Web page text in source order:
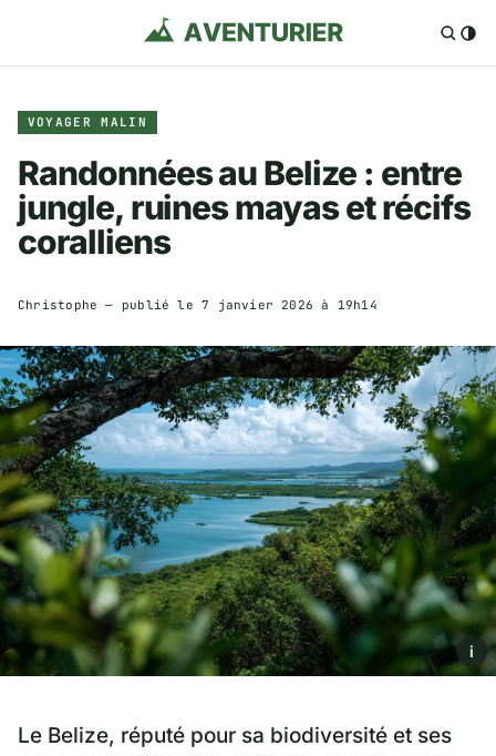
VOYAGER MALIN
Randonnées au Belize : entre
jungle, ruines mayas et récifs
coralliens
Christophe — publié le7 janvier 2026 à 19h14
i
Le Belize, réputé pour sa biodiversité et ses